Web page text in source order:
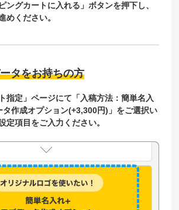
ングカートに入れる」ボタンを押下し、
めください。
タをお持ちの方
指定」ページにて「入稿方法：簡単名入
タ作成オプション(+3,300円)」をご選択い
定項目をご入力ください。